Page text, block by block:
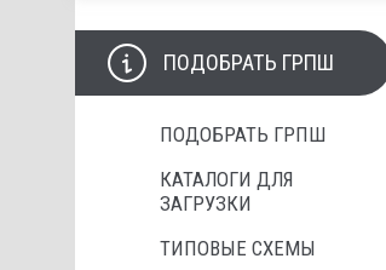
ПОДОБРАТЬ ГРПШ
ПОДОБРАТЬ ГРПШ
КАТАЛОГИ ДЛЯ
ЗАГРУЗКИ
ТИПОВЫЕ СХЕМЫ